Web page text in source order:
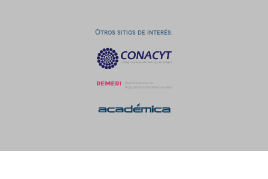
Otros sitios de interés: